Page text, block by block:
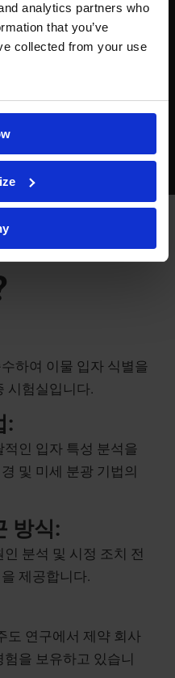
analytics partners who
that you’ve
collected from your use
택해야
하여 이물 입자 식별을
시험실입니다.
:
인 입자 특성 분석을
및 미세 분광 기법의
방식:
분석 및 시정 조치 전
제공합니다.
도 연구에서 제약 회사
을 보유하고 있습니